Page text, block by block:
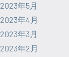
2023年5月
2023年4月
2023年3月
2023年2月